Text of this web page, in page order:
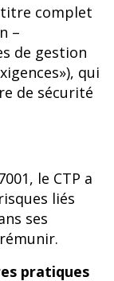
titre complet
–
de gestion
qui
de sécurité
le CTP a
liés
ses
pratiques